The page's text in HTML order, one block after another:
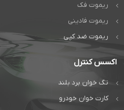
ریموت فک
ریموت فادینی
ریموت ضد کپی
اکسس کنترل
تگ خوان برد بلند
کارت خوان خودرو